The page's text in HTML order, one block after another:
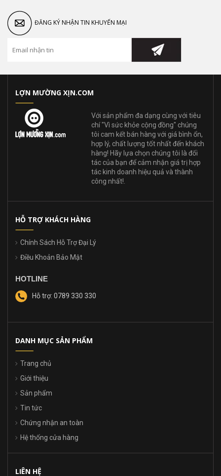
ĐĂNG KÝ NHẬN TIN KHUYẾN MẠI
LỢN MƯỜNG XỊN.COM
Với sản phẩm đa dạng cùng với tiêu
chí "Vì sức khỏe cộng đồng" chúng
tôi cam kết bán hàng với giá bình ổn,
hợp lý, chất lượng tốt nhất đến khách
hàng! Hãy lựa chọn chúng tôi là đối
tác của bạn để cảm nhận giá trị hợp
tác kinh doanh hiệu quả và thành
công nhất!.
HỖ TRỢ KHÁCH HÀNG
Chính Sách Hỗ Trợ Đại Lý
Điều Khoản Bảo Mật
HOTLINE
Hỗ trợ: 0789 330 330
DANH MỤC SẢN PHẨM
Trang chủ
Giới thiệu
Sản phẩm
Tin tức
Chứng nhận an toàn
Hệ thống cửa hàng
LIÊN HỆ